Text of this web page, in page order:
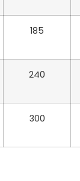
185
240
300